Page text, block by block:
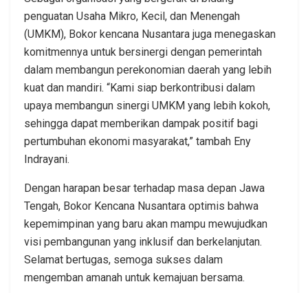
penguatan Usaha Mikro, Kecil, dan Menengah
(UMKM), Bokor kencana Nusantara juga menegaskan
komitmennya untuk bersinergi dengan pemerintah
dalam membangun perekonomian daerah yang lebih
kuat dan mandiri. “Kami siap berkontribusi dalam
upaya membangun sinergi UMKM yang lebih kokoh,
sehingga dapat memberikan dampak positif bagi
pertumbuhan ekonomi masyarakat,” tambah Eny
Indrayani.
Dengan harapan besar terhadap masa depan Jawa
Tengah, Bokor Kencana Nusantara optimis bahwa
kepemimpinan yang baru akan mampu mewujudkan
visi pembangunan yang inklusif dan berkelanjutan.
Selamat bertugas, semoga sukses dalam
mengemban amanah untuk kemajuan bersama.